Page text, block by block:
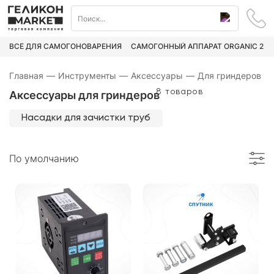
ВСЁ ДЛЯ САМОГОНОВАРЕНИЯ САМОГОННЫЙ АППАРАТ ORGANIC 2
Главная — Инструменты — Аксессуары — Для гриндеров
Аксессуары для гриндеров8 товаров
Насадки для зачистки труб
По умолчанию